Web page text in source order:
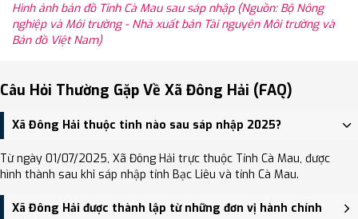
Hình ảnh bản đồ Tỉnh Cà Mau sau sáp nhập (Nguồn: Bộ Nông
nghiệp và Môi trường - Nhà xuất bản Tài nguyên Môi trường và
Bản đồ Việt Nam)
Câu Hỏi Thường Gặp Về Xã Đông Hải (FAQ)
Xã Đông Hải thuộc tỉnh nào sau sáp nhập 2025?
Từ ngày 01/07/2025, Xã Đông Hải trực thuộc Tỉnh Cà Mau, được
hình thành sau khi sáp nhập tỉnh Bạc Liêu và tỉnh Cà Mau.
Xã Đông Hải được thành lập từ những đơn vị hành chính